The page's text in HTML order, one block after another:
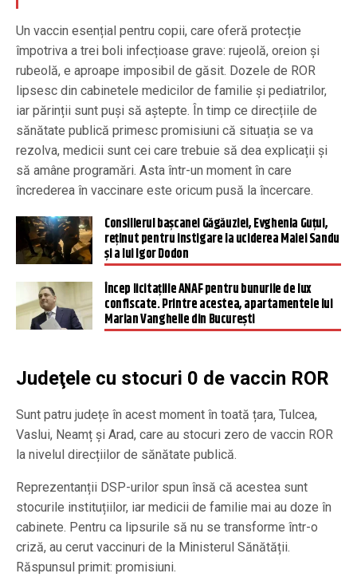
Un vaccin esențial pentru copii, care oferă protecție
împotriva a trei boli infecțioase grave: rujeolă, oreion și
rubeolă, e aproape imposibil de găsit. Dozele de ROR
lipsesc din cabinetele medicilor de familie și pediatrilor,
iar părinții sunt puși să aștepte. În timp ce direcțiile de
sănătate publică primesc promisiuni că situația se va
rezolva, medicii sunt cei care trebuie să dea explicații și
să amâne programări. Asta într-un moment în care
încrederea în vaccinare este oricum pusă la încercare.
Consilierul bașcanei Găgăuziei, Evghenia Guțul,
reținut pentru instigare la uciderea Maiei Sandu
și a lui Igor Dodon
Încep licitațiile ANAF pentru bunurile de lux
confiscate. Printre acestea, apartamentele lui
Marian Vanghelie din București
Judeţele cu stocuri 0 de vaccin ROR
Sunt patru județe în acest moment în toată țara, Tulcea,
Vaslui, Neamț și Arad, care au stocuri zero de vaccin ROR
la nivelul direcțiilor de sănătate publică.
Reprezentanții DSP-urilor spun însă că acestea sunt
stocurile instituțiilor, iar medicii de familie mai au doze în
cabinete. Pentru ca lipsurile să nu se transforme într-o
criză, au cerut vaccinuri de la Ministerul Sănătății.
Răspunsul primit: promisiuni.